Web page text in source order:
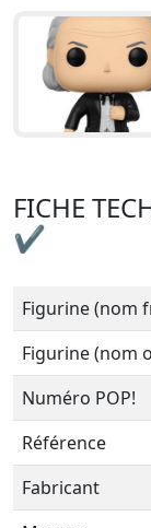
FICHE
✔
Figurine (nom
Figurine (nom
Numéro POP!
Référence
Fabricant